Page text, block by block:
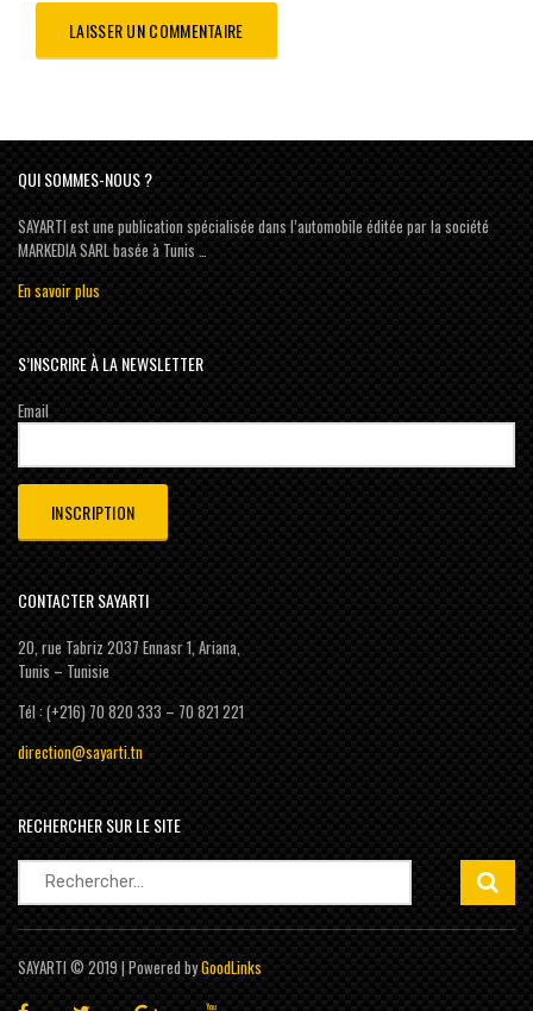
QUI SOMMES-NOUS ?
SAYARTI est une publication spécialisée dans l’automobile éditée par la société
MARKEDIA SARL basée à Tunis …
En savoir plus
S’INSCRIRE À LA NEWSLETTER
Email
CONTACTER SAYARTI
20, rue Tabriz 2037 Ennasr 1, Ariana,
Tunis – Tunisie
Tél : (+216) 70 820 333 – 70 821 221
direction@sayarti.tn
RECHERCHER SUR LE SITE
Rechercher :
SAYARTI © 2019 | Powered byGoodLinks